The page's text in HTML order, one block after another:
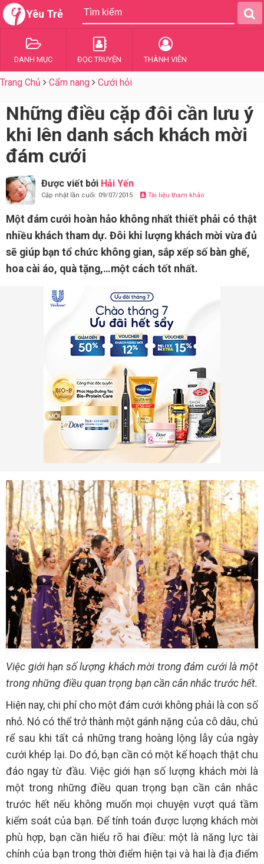
Yêu Trẻ
DANH MỤC ĐỌC TRUYỆN THÀNH VIÊN
Trang Chủ Cẩm nang Cưới hỏi
Những điều cặp đôi cần lưu ý
khi lên danh sách khách mời
đám cưới
Được viết bởi Hải Yến
Cập nhật lần cuối: 09/07/2015 Tài liệu tham khảo
Một đám cưới hoàn hảo không nhất thiết phải có thật
nhiều khách tham dự. Đôi khi lượng khách mời vừa đủ
sẽ giúp bạn tổ chức không gian, sắp xếp số bàn ghế,
hoa cài áo, quà tặng,…một cách tốt nhất.
Việc giới hạn số lượng khách mời trong đám cưới là một
trong những điều quan trọng bạn cần cân nhắc trước hết.
Hiện nay, chi phí cho một đám cưới không phải là con số
nhỏ. Nó có thể trở thành một gánh nặng của cô dâu, chú
rể sau khi tất cả những trang hoàng lộng lẫy của ngày
cưới khép lại. Do đó, bạn cần có một kế hoạch thật chu
đáo ngay từ đầu. Việc giới hạn số lượng khách mời là
một trong những điều quan trọng bạn cần cân nhắc
trước hết nếu không muốn mọi chuyện vượt quá tầm
kiểm soát của bạn. Để tính toán được lượng khách mời
phù hợp, bạn cần hiểu rõ hai điều: một là năng lực tài
chính của bạn trong thời điểm hiện tại và hai là địa điểm